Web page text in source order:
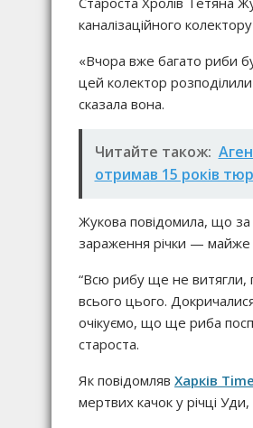
каналізаційного
«Вчора вже багато риби
цей колектор
сказала вона.
Читайте також:
отримав 15 років
Жукова повідомила, що за
зараження річки — майже
“Всю рибу ще не витягли,
всього цього.
очікуємо, що ще риба
староста.
Як повідомляв Харків
мертвих качок у річці